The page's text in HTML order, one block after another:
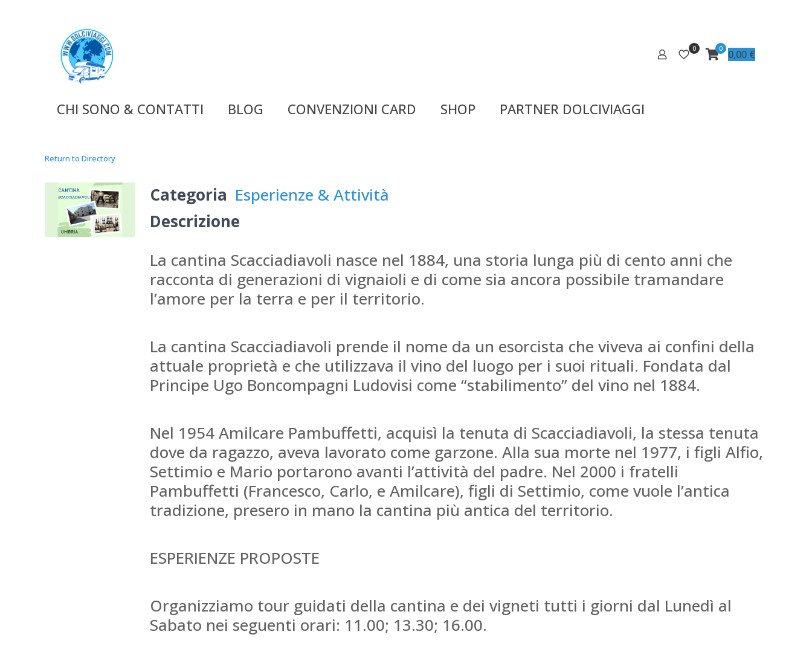
0 0 0,00 €
CHI SONO & CONTATTI BLOG CONVENZIONI CARD SHOP PARTNER DOLCIVIAGGI
Return to Directory
Categoria Esperienze & Attività
Descrizione
La cantina Scacciadiavoli nasce nel 1884, una storia lunga più di cento anni che
racconta di generazioni di vignaioli e di come sia ancora possibile tramandare
l’amore per la terra e per il territorio.
La cantina Scacciadiavoli prende il nome da un esorcista che viveva ai confini della
attuale proprietà e che utilizzava il vino del luogo per i suoi rituali. Fondata dal
Principe Ugo Boncompagni Ludovisi come “stabilimento” del vino nel 1884.
Nel 1954 Amilcare Pambuffetti, acquisì la tenuta di Scacciadiavoli, la stessa tenuta
dove da ragazzo, aveva lavorato come garzone. Alla sua morte nel 1977, i figli Alfio,
Settimio e Mario portarono avanti l’attività del padre. Nel 2000 i fratelli
Pambuffetti (Francesco, Carlo, e Amilcare), figli di Settimio, come vuole l’antica
tradizione, presero in mano la cantina più antica del territorio.
ESPERIENZE PROPOSTE
Organizziamo tour guidati della cantina e dei vigneti tutti i giorni dal Lunedì al
Sabato nei seguenti orari: 11.00; 13.30; 16.00.